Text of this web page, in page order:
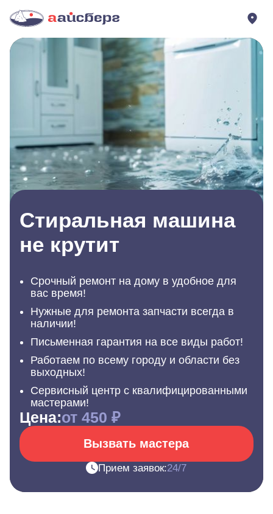
Стиральная машина
не крутит
Срочный ремонт на дому в удобное для
вас время!
Нужные для ремонта запчасти всегда в
наличии!
Письменная гарантия на все виды работ!
Работаем по всему городу и области без
выходных!
Сервисный центр с квалифицированными
мастерами!
Цена:от 450 ₽
Вызвать мастера
Прием заявок:24/7